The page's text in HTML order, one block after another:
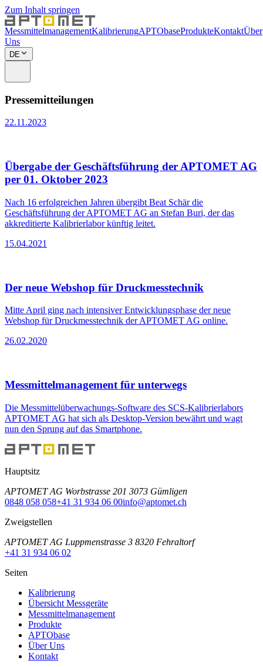
Zum Inhalt springen
MessmittelmanagementKalibrierungAPTObaseProdukteKontaktÜber
Uns
DE
Pressemitteilungen
22.11.2023
Übergabe der Geschäftsführung der APTOMET AG
per 01. Oktober 2023
Nach 16 erfolgreichen Jahren übergibt Beat Schär die
Geschäftsführung der APTOMET AG an Stefan Buri, der das
akkreditierte Kalibrierlabor künftig leitet.
15.04.2021
Der neue Webshop für Druckmesstechnik
Mitte April ging nach intensiver Entwicklungsphase der neue
Webshop für Druckmesstechnik der APTOMET AG online.
26.02.2020
Messmittelmanagement für unterwegs
Die Messmittelüberwachungs-Software des SCS-Kalibrierlabors
APTOMET AG hat sich als Desktop-Version bewährt und wagt
nun den Sprung auf das Smartphone.
Hauptsitz
APTOMET AG Worbstrasse 201 3073 Gümligen
0848 058 058+41 31 934 06 00info@aptomet.ch
Zweigstellen
APTOMET AG Luppmenstrasse 3 8320 Fehraltorf
+41 31 934 06 02
Seiten
Kalibrierung
Übersicht Messgeräte
Messmittelmanagement
Produkte
APTObase
Über Uns
Kontakt